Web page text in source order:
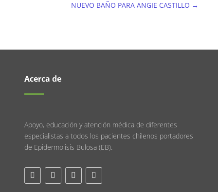
NUEVO BAÑO PARA ANGIE CASTILLO →
Acerca de
Apoyo, educación y atención médica de diferentes
especialistas a todos los pacientes chilenos portadores
de Epidermolisis Bulosa (EB).